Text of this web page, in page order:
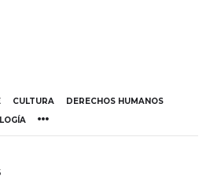
CULTURA
DERECHOS HUMANOS